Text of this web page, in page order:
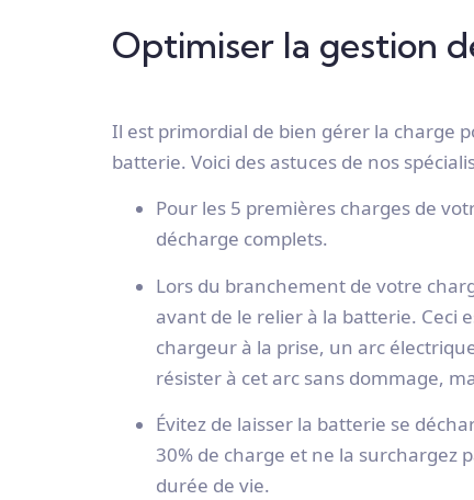
Optimiser la gestion
Il est primordial de bien gérer la charge
batterie. Voici des astuces de nos
Pour les 5 premières charges de
décharge complets.
Lors du branchement de votre
avant de le relier à la batterie. Ceci
chargeur à la prise, un arc
résister à cet arc sans dommage,
Évitez de laisser la batterie se
30% de charge et ne la surchargez
durée de vie.